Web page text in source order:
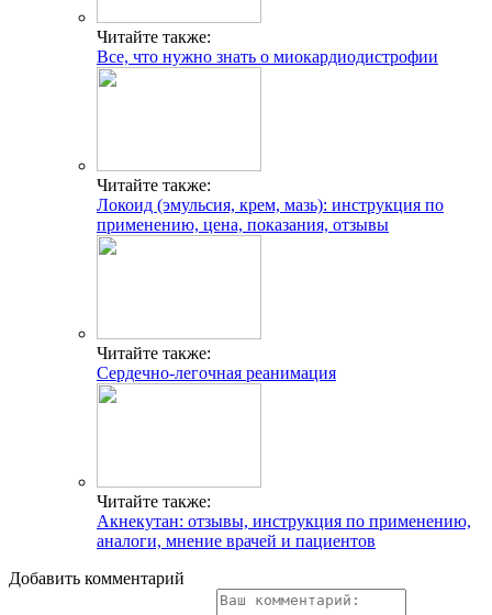
Читайте также:
Все, что нужно знать о миокардиодистрофии
Читайте также:
Локоид (эмульсия, крем, мазь): инструкция по
применению, цена, показания, отзывы
Читайте также:
Сердечно-легочная реанимация
Читайте также:
Акнекутан: отзывы, инструкция по применению,
аналоги, мнение врачей и пациентов
Добавить комментарий